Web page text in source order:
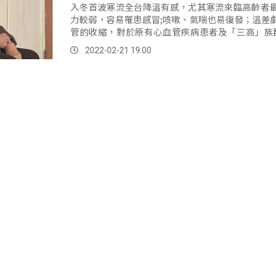
入冬首波寒流全台降溫有感，尤其寒流來臨高齡者
力較弱，容易罹患感冒;咳嗽、氣喘也易復發；溫差
管的收縮，對於原有心血管疾病患者及「三高」族
脂、高血糖)，是誘發中風、心肌梗塞的主要因素，
2022-02-21 19:00